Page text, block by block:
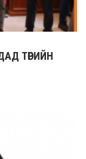
ТӨРИЙН